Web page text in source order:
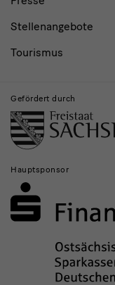
Stellenangebote
Tourismus
Gefördert durch
Hauptsponsor